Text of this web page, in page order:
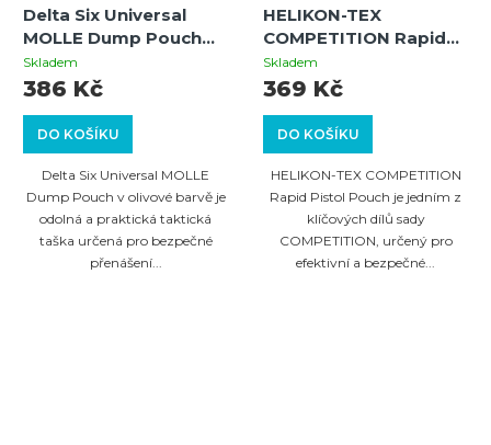
Delta Six Universal
MOLLE Dump Pouch
Oliv – Taktická
odhazovací taška pro
Skladem
DO KOŠÍKU
386 Kč
Delta Six Universal MOLLE
Dump Pouch v olivové barvě je
odolná a praktická taktická
taška určená pro bezpečné
přenášení...
HELIKON-TEX
COMPETITION Rapid
Pistol Pouch - Shadow
Grey
Skladem
DO KOŠÍKU
369 Kč
HELIKON-TEX COMPETITION
Rapid Pistol Pouch je jedním z
klíčových dílů sady
COMPETITION, určený pro
efektivní a bezpečné...